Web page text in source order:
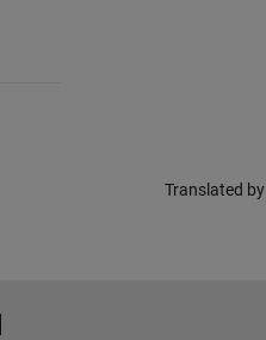
Translated by